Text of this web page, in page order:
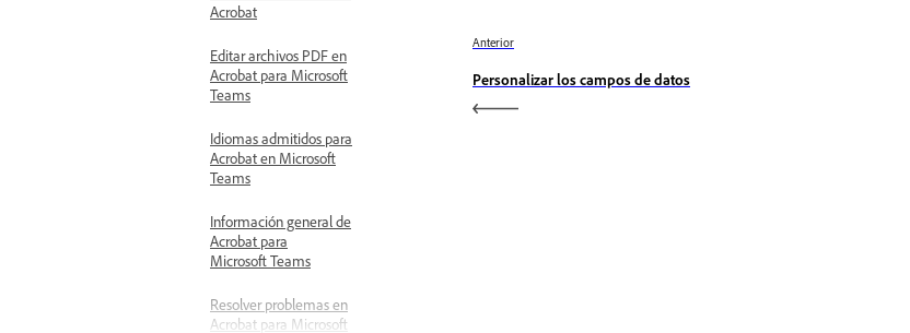
Acrobat
Editar archivos PDF en
Acrobat para Microsoft
Teams
Idiomas admitidos para
Acrobat en Microsoft
Teams
Información general de
Acrobat para
Microsoft Teams
Resolver problemas en
Acrobat para Microsoft
Anterior
Personalizar los campos de datos